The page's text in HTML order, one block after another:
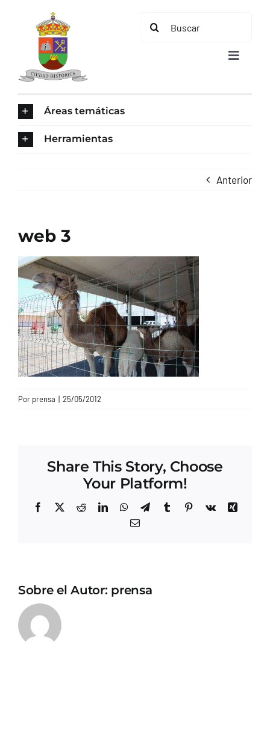
contenido
Buscar:
Toggle
CONTACTO
Áreas temáticas
Herramientas
Anterior
web 3
Por prensa | 25/05/2012
Share This Story, Choose
Your Platform!
Facebook
X RedditLinkedInWhatsApp
TelegramTumblrPinterest
Vk
Xing
Correo
Sobre el Autor: prensa